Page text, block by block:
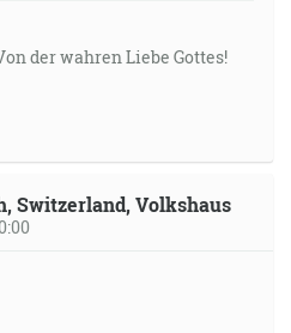
der wahren Liebe Gottes!
Switzerland, Volkshaus